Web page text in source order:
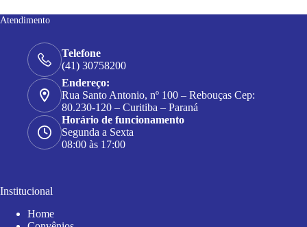
Atendimento
Telefone
(41) 30758200
Endereço:
Rua Santo Antonio, nº 100 – Rebouças Cep:
80.230-120 – Curitiba – Paraná
Horário de funcionamento
Segunda a Sexta
08:00 às 17:00
Institucional
Home